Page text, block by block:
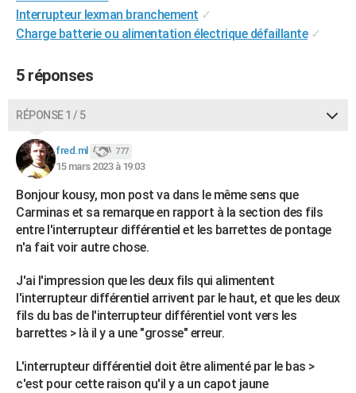
Interrupteur lexman branchement ✓
Charge batterie ou alimentation électrique défaillante ✓
5 réponses
RÉPONSE 1 / 5
fred.ml 777
15 mars 2023 à 19:03
Bonjour kousy, mon post va dans le même sens que
Carminas et sa remarque en rapport à la section des fils
entre l'interrupteur différentiel et les barrettes de pontage
n'a fait voir autre chose.
J'ai l'impression que les deux fils qui alimentent
l'interrupteur différentiel arrivent par le haut, et que les deux
fils du bas de l'interrupteur différentiel vont vers les
barrettes > là il y a une "grosse" erreur.
L'interrupteur différentiel doit être alimenté par le bas >
c'est pour cette raison qu'il y a un capot jaune